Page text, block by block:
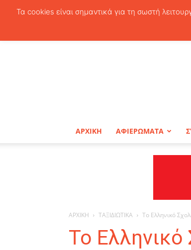
ΑΡΧΙΚΗ ΑΦΙΕΡΩΜΑΤΑ
ΑΡΧΙΚΗ ΤΑΞΙΔΙΩΤΙΚΑ Το Ελληνικό
Το Ελληνικό
Τα cookies είναι σημαντικά για τη σωστή